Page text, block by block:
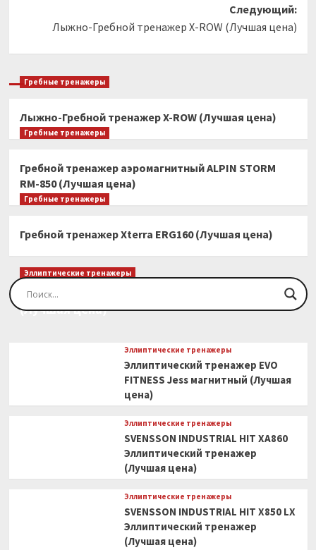
Следующий:
Лыжно-Гребной тренажер X-ROW (Лучшая цена)
Гребные тренажеры
Лыжно-Гребной тренажер X-ROW (Лучшая цена)
Гребные тренажеры
Гребной тренажер аэромагнитный ALPIN STORM
RM-850 (Лучшая цена)
Гребные тренажеры
Гребной тренажер Xterra ERG160 (Лучшая цена)
Эллиптические тренажеры
Эллиптический тренажер EVO FITNESS Orion
(Лучшая цена)
Эллиптические тренажеры
Эллиптический тренажер EVO
FITNESS Jess магнитный (Лучшая
цена)
Эллиптические тренажеры
SVENSSON INDUSTRIAL HIT XA860
Эллиптический тренажер
(Лучшая цена)
Эллиптические тренажеры
SVENSSON INDUSTRIAL HIT X850 LX
Эллиптический тренажер
(Лучшая цена)